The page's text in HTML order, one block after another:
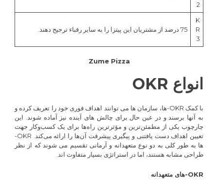
2
K
R
3
75 درصد از مشتریان این پیتزا را به سایر رقباء ترجیح دهند.
Zume Pizza
انواع OKR
با کمک OKR-ها، سازمان ها می توانند اهداف فوری خود را تعریف کرده و
به آنها برسند و در عین حال برای چالش های آینده نیز آماده شوند. این
چارچوب‌ یکی از مطمئن‌ترین و مؤثرترین راه‌ها برای یک کسب‌وکار جهت
تعیین اهداف دست یافتنی و پیگیری پیشرفت آن‌ها را ارائه می‌کند. OKR-
ها به طور کلی به دو نوع متعهدانه و آرمانی تقسیم می شوند که از نظر
طراحی مشابه هستند، اما در استراتژی بسیار متفاوت اند.
OKR-های متعهدانه